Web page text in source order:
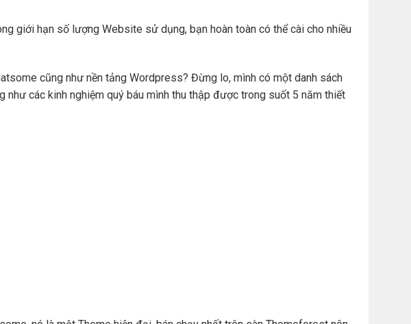
giới hạn số lượng Website sử dụng, bạn hoàn toàn có thể cài cho nhiều
cũng như nền tảng Wordpress? Đừng lo, mình có một danh sách
các kinh nghiệm quý báu mình thu thập được trong suốt 5 năm thiết